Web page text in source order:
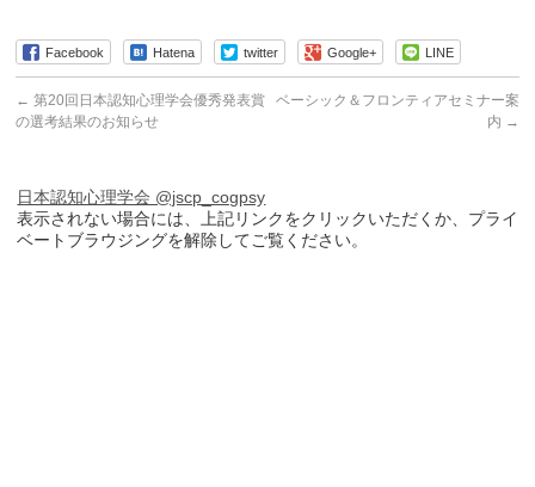
Facebook Hatena twitter Google+ LINE
← 第20回日本認知心理学会優秀発表賞
の選考結果のお知らせ
ベーシック＆フロンティアセミナー案
内 →
日本認知心理学会 @jscp_cogpsy
表示されない場合には、上記リンクをクリックいただくか、プライ
ベートブラウジングを解除してご覧ください。